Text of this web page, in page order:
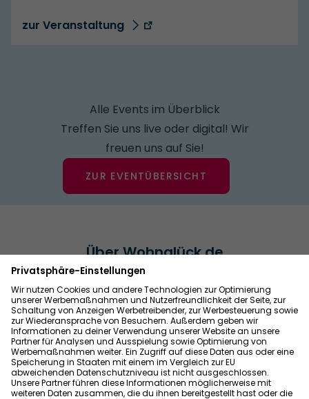
zur Veranstaltung
Alle Events im Überblick
Treffen Sie uns live oder digital! Wir
freuen uns auf Sie!
ZUR EVENTÜBERSICHT
Über Wohnglück.de
Wohnglück.de ist die Immobilienplattform der
Genossenschaftlichen FinanzGruppe. Als Joint
Venture der Bausparkasse Schwäbisch Hall, den
Volks- und Raifeisenbanken sowie den PSD-Banken
sind wir eng mit der Genossenschaftlichen
FinanzGruppe verzahnt. Mit Wohnglück.de bieten wir